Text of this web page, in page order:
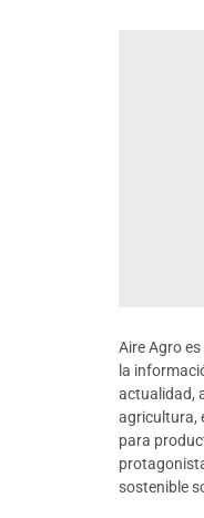
Aire Agro
la
actualidad,
agricultura,
para
sostenible